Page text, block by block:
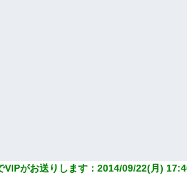
が伝統だから。お前も彫れ」 → 結果…
がお送りします ：2014/09/22(月)